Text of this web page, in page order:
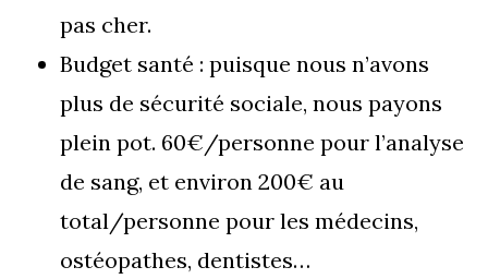
pas cher.
Budget santé : puisque nous n’avons
plus de sécurité sociale, nous payons
plein pot. 60€/personne pour l’analyse
de sang, et environ 200€ au
total/personne pour les médecins,
ostéopathes, dentistes…